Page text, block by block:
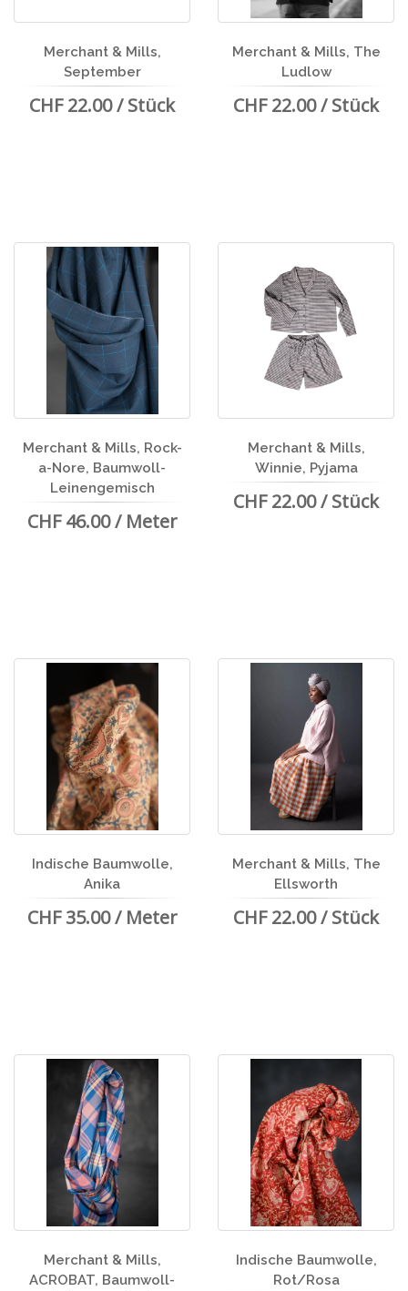
Merchant & Mills,
September
CHF 22.00 / Stück
Merchant & Mills, The
Ludlow
CHF 22.00 / Stück
Merchant & Mills, Rock-
a-Nore, Baumwoll-
Leinengemisch
CHF 46.00 / Meter
Merchant & Mills,
Winnie, Pyjama
CHF 22.00 / Stück
Indische Baumwolle,
Anika
CHF 35.00 / Meter
Merchant & Mills, The
Ellsworth
CHF 22.00 / Stück
Merchant & Mills,
ACROBAT, Baumwoll-
Indische Baumwolle,
Rot/Rosa